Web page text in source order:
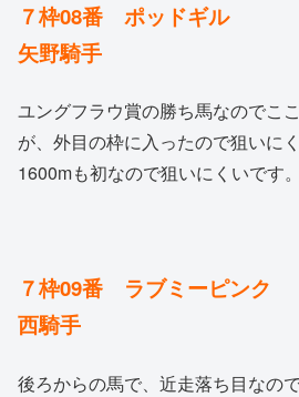
７枠08番 ポッドギ
矢野騎手
ユングフラウ賞の勝ち馬なのでこ
が、外目の枠に入ったので狙いに
1600mも初なので狙いにくいです。
７枠09番 ラブミーピ
西騎手
後ろからの馬で、近走落ち目なの